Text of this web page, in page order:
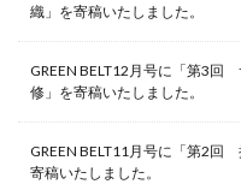
織」を寄稿いたしました。
GREEN BELT12月号に「第3
修」を寄稿いたしました。
GREEN BELT11月号に「第2
寄稿いたしました。